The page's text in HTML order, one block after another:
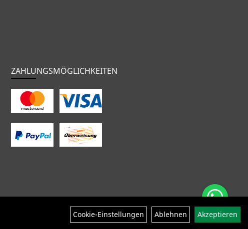
ZAHLUNGSMÖGLICHKEITEN
Cookie-Einstellungen Ablehnen Akzeptieren